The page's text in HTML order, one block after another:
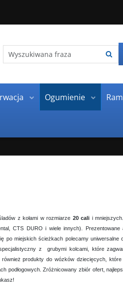
Ogumienie
z kołami w rozmiarze 20 cali i
CTS DURO i wiele innych).
miejskich ścieżkach polecamy uniwersalne
z grubymi kolcami, które
produkty do wózków dziecięcych,
podłogowych. Zróżnicowany zbiór ofert,